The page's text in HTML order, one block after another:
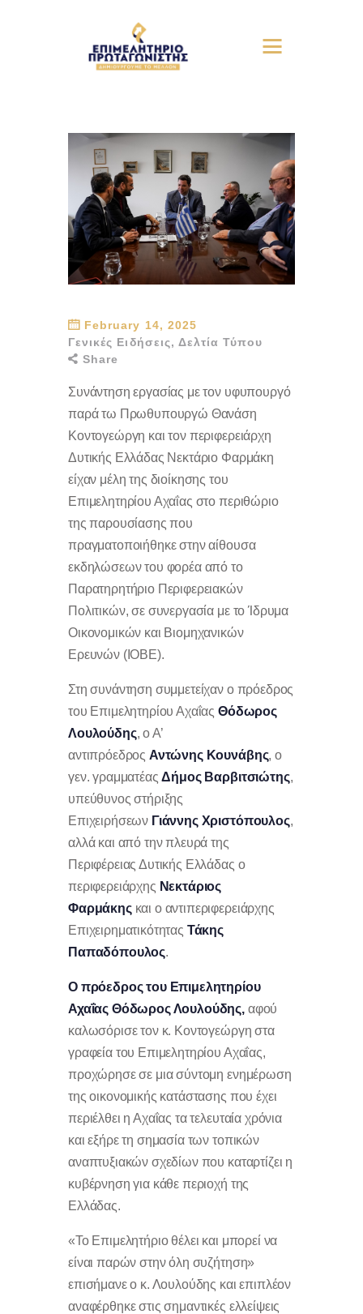
February 14, 2025
Γενικές Ειδήσεις, Δελτία Τύπου
Share
Συνάντηση εργασίας με τον υφυπουργό
παρά τω Πρωθυπουργώ Θανάση
Κοντογεώργη και τον περιφερειάρχη
Δυτικής Ελλάδας Νεκτάριο Φαρμάκη
είχαν μέλη της διοίκησης του
Επιμελητηρίου Αχαΐας στο περιθώριο
της παρουσίασης που
πραγματοποιήθηκε στην αίθουσα
εκδηλώσεων του φορέα από το
Παρατηρητήριο Περιφερειακών
Πολιτικών, σε συνεργασία με το Ίδρυμα
Οικονομικών και Βιομηχανικών
Ερευνών (ΙΟΒΕ).
Στη συνάντηση συμμετείχαν ο πρόεδρος
του Επιμελητηρίου Αχαΐας Θόδωρος
Λουλούδης, ο Α’
αντιπρόεδρος Αντώνης Κουνάβης, ο
γεν. γραμματέαςΔήμος Βαρβιτσιώτης,
υπεύθυνος στήριξης
Επιχειρήσεων Γιάννης Χριστόπουλος,
αλλά και από την πλευρά της
Περιφέρειας Δυτικής Ελλάδας ο
περιφερειάρχης Νεκτάριος
Φαρμάκηςκαι ο αντιπεριφερειάρχης
Επιχειρηματικότητας Τάκης
Παπαδόπουλος.
Ο πρόεδρος του Επιμελητηρίου
Αχαΐας Θόδωρος Λουλούδης, αφού
καλωσόρισε τον κ. Κοντογεώργη στα
γραφεία του Επιμελητηρίου Αχαΐας,
προχώρησε σε μια σύντομη ενημέρωση
της οικονομικής κατάστασης που έχει
περιέλθει η Αχαΐας τα τελευταία χρόνια
και εξήρε τη σημασία των τοπικών
αναπτυξιακών σχεδίων που καταρτίζει η
κυβέρνηση για κάθε περιοχή της
Ελλάδας.
«Το Επιμελητήριο θέλει και μπορεί να
είναι παρών στην όλη συζήτηση»
επισήμανε ο κ. Λουλούδης και επιπλέον
αναφέρθηκε στις σημαντικές ελλείψεις